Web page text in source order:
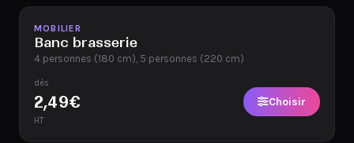
Disponible
MOBILIER
Banc brasserie
4 personnes (180 cm), 5 personnes (220 cm)
dès
2,49€
HT
Choisir